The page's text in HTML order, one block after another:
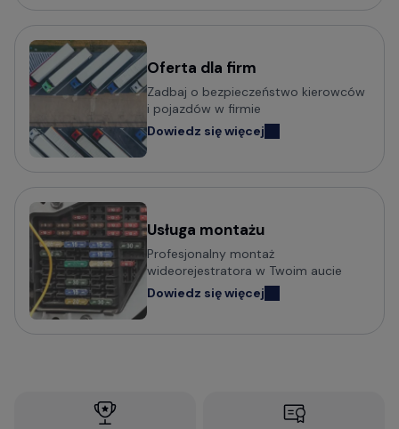
Oferta dla firm
Zadbaj o bezpieczeństwo kierowców
i pojazdów w firmie
Dowiedz się więcej
Usługa montażu
Profesjonalny montaż
wideorejestratora w Twoim aucie
Dowiedz się więcej